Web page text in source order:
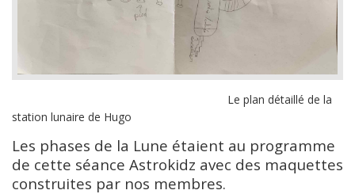
Le plan détaillé de la
station lunaire de Hugo
Les phases de la Lune étaient au programme
de cette séance Astrokidz avec des maquettes
construites par nos membres.